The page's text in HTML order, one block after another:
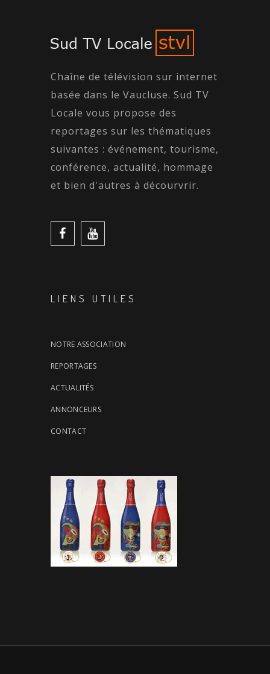
Chaîne de télévision sur internet
basée dans le Vaucluse. Sud TV
Locale vous propose des
reportages sur les thématiques
suivantes : événement, tourisme,
conférence, actualité, hommage
et bien d'autres à décourvrir.
LIENS UTILES
NOTRE ASSOCIATION
REPORTAGES
ACTUALITÉS
ANNONCEURS
CONTACT